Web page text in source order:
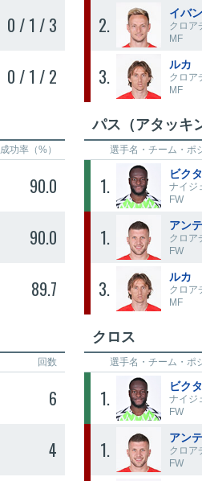
0 / 1 / 3
0 / 1 / 2
2
イバ
クロア
MF
3
ルカ
クロア
MF
成功率（%）
90.0
90.0
89.7
パス（アタッキ
選手名・ チーム・ポ
1
ビク
ナイジ
FW
1
アン
クロア
FW
3
ルカ
クロア
MF
回数
6
4
クロス
選手名・ チーム・ポ
1
ビク
ナイジ
FW
1
アン
クロア
FW